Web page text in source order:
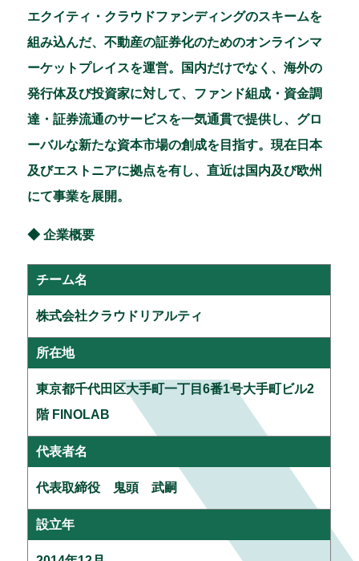
エクイティ・クラウドファンディングのスキームを
組み込んだ、不動産の証券化のためのオンラインマ
ーケットプレイスを運営。国内だけでなく、海外の
発行体及び投資家に対して、ファンド組成・資金調
達・証券流通のサービスを一気通貫で提供し、グロ
ーバルな新たな資本市場の創成を目指す。現在日本
及びエストニアに拠点を有し、直近は国内及び欧州
にて事業を展開。
◆ 企業概要
チーム名
株式会社クラウドリアルティ
所在地
東京都千代田区大手町一丁目6番1号大手町ビル2
階 FINOLAB
代表者名
代表取締役 鬼頭 武嗣
設立年